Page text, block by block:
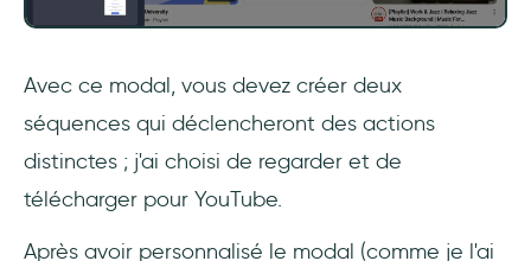
Avec ce modal, vous devez créer deux
séquences qui déclencheront des actions
distinctes ; j'ai choisi de regarder et de
télécharger pour YouTube.
Après avoir personnalisé le modal (comme je l'ai